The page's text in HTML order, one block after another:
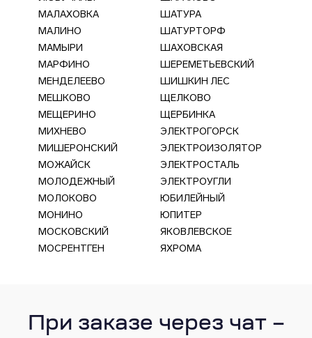
МАЛАХОВКА
МАЛИНО
МАМЫРИ
МАРФИНО
МЕНДЕЛЕЕВО
МЕШКОВО
МЕЩЕРИНО
МИХНЕВО
МИШЕРОНСКИЙ
МОЖАЙСК
МОЛОДЕЖНЫЙ
МОЛОКОВО
МОНИНО
МОСКОВСКИЙ
МОСРЕНТГЕН
ШАТУРА
ШАТУРТОРФ
ШАХОВСКАЯ
ШЕРЕМЕТЬЕВСКИЙ
ШИШКИН ЛЕС
ЩЕЛКОВО
ЩЕРБИНКА
ЭЛЕКТРОГОРСК
ЭЛЕКТРОИЗОЛЯТОР
ЭЛЕКТРОСТАЛЬ
ЭЛЕКТРОУГЛИ
ЮБИЛЕЙНЫЙ
ЮПИТЕР
ЯКОВЛЕВСКОЕ
ЯХРОМА
При заказе через чат –